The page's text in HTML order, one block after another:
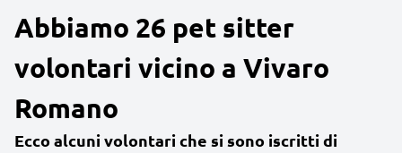
Abbiamo 26 pet sitter
volontari vicino a Vivaro
Romano
Ecco alcuni volontari che si sono iscritti di